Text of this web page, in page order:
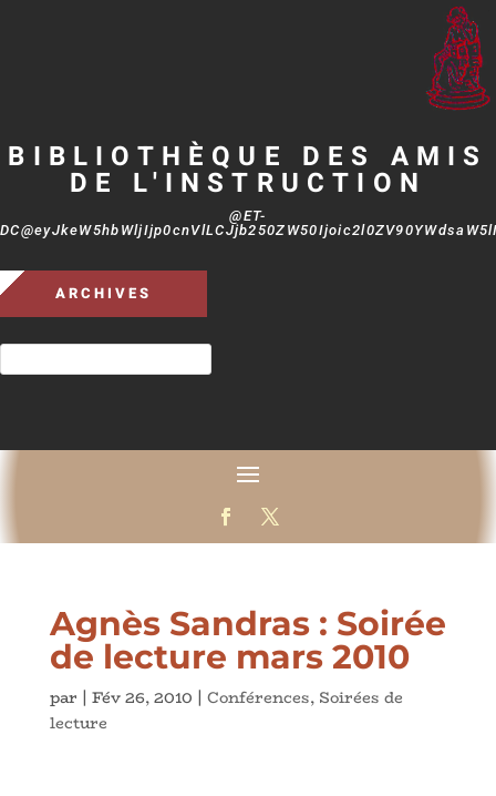
BIBLIOTHÈQUE DES AMIS
DE L'INSTRUCTION
@ET-
ARCHIVES
Agnès Sandras : Soirée
de lecture mars 2010
par | Fév 26, 2010 | Conférences, Soirées de
lecture